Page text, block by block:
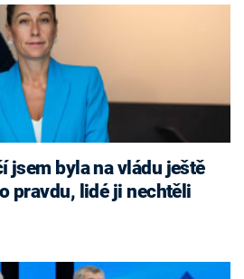
jsem byla na vládu ještě
pravdu, lidé ji nechtěli